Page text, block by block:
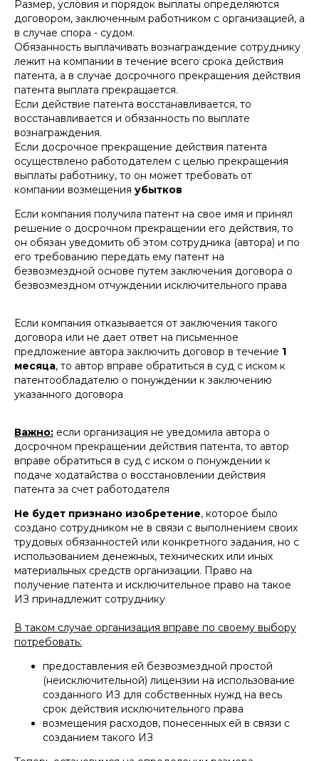
Размер, условия и порядок выплаты определяются
договором, заключенным работником с организацией, а
в случае спора - судом.
Обязанность выплачивать вознаграждение сотруднику
лежит на компании в течение всего срока действия
патента, а в случае досрочного прекращения действия
патента выплата прекращается.
Если действие патента восстанавливается, то
восстанавливается и обязанность по выплате
вознаграждения.
Если досрочное прекращение действия патента
осуществлено работодателем с целью прекращения
выплаты работнику, то он может требовать от
компании возмещения убытков
Если компания получила патент на свое имя и принял
решение о досрочном прекращении его действия, то
он обязан уведомить об этом сотрудника (автора) и по
его требованию передать ему патент на
безвозмездной основе путем заключения договора о
безвозмездном отчуждении исключительного права
Если компания отказывается от заключения такого
договора или не дает ответ на письменное
предложение автора заключить договор в течение 1
месяца, то автор вправе обратиться в суд с иском к
патентообладателю о понуждении к заключению
указанного договора
Важно: если организация не уведомила автора о
досрочном прекращении действия патента, то автор
вправе обратиться в суд с иском о понуждении к
подаче ходатайства о восстановлении действия
патента за счет работодателя
Не будет признано изобретение, которое было
создано сотрудником не в связи с выполнением своих
трудовых обязанностей или конкретного задания, но с
использованием денежных, технических или иных
материальных средств организации. Право на
получение патента и исключительное право на такое
ИЗ принадлежит сотруднику
В таком случае организация вправе по своему выбору
потребовать:
предоставления ей безвозмездной простой
(неисключительной) лицензии на использование
созданного ИЗ для собственных нужд на весь
срок действия исключительного права
возмещения расходов, понесенных ей в связи с
созданием такого ИЗ